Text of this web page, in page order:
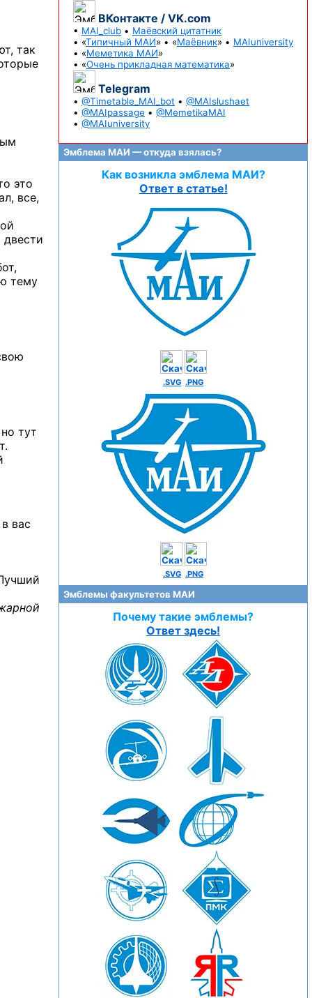
так
это
все,
двести
тему
тут
вас
ВКонтакте / VK.com
• MAI_club • Маёвский цитатник
• «Типичный МАИ» • «Маёвник» • MAIuniversity
• «Меметика МАИ»
• «Очень прикладная математика»
Telegram
• @Timetable_MAI_bot • @MAIslushaet
• @MAIpassage • @MemetikaMAI
• @MAIuniversity
Эмблема МАИ — откуда взялась?
Как возникла эмблема МАИ?
Ответ в статье!
.SVG .PNG
.SVG .PNG
Эмблемы факультетов МАИ
Почему такие эмблемы?
Ответ здесь!